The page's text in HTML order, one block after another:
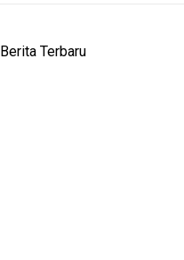
Berita Terbaru